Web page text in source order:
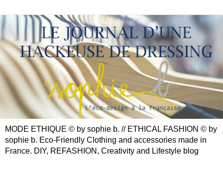
MODE ETHIQUE © by sophie b. // ETHICAL FASHION © by
sophie b. Eco-Friendly Clothing and accessories made in
France. DIY, REFASHION, Creativity and Lifestyle blog